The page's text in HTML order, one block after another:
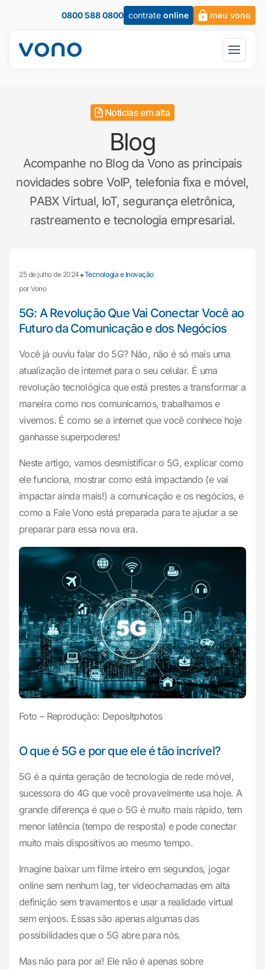
0800 588 0800 contrate online meu vono
Notícias em alta
Blog
Acompanhe no Blog da Vono as principais
novidades sobre VoIP, telefonia fixa e móvel,
PABX Virtual, IoT, segurança eletrônica,
rastreamento e tecnologia empresarial.
25 de julho de 2024 •Tecnologia e Inovação
por Vono
5G: A Revolução Que Vai Conectar Você ao
Futuro da Comunicação e dos Negócios
Você já ouviu falar do 5G? Não, não é só mais uma
atualização de internet para o seu celular. É uma
revolução tecnológica que está prestes a transformar a
maneira como nos comunicamos, trabalhamos e
vivemos. É como se a internet que você conhece hoje
ganhasse superpoderes!
Neste artigo, vamos desmistificar o 5G, explicar como
ele funciona, mostrar como está impactando (e vai
impactar ainda mais!) a comunicação e os negócios, e
como a Fale Vono está preparada para te ajudar a se
preparar para essa nova era.
Foto – Reprodução: Depositphotos
O que é 5G e por que ele é tão incrível?
5G é a quinta geração de tecnologia de rede móvel,
sucessora do 4G que você provavelmente usa hoje. A
grande diferença é que o 5G é muito mais rápido, tem
menor latência (tempo de resposta) e pode conectar
muito mais dispositivos ao mesmo tempo.
Imagine baixar um filme inteiro em segundos, jogar
online sem nenhum lag, ter videochamadas em alta
definição sem travamentos e usar a realidade virtual
sem enjoos. Essas são apenas algumas das
possibilidades que o 5G abre para nós.
Mas não para por aí! Ele não é apenas sobre